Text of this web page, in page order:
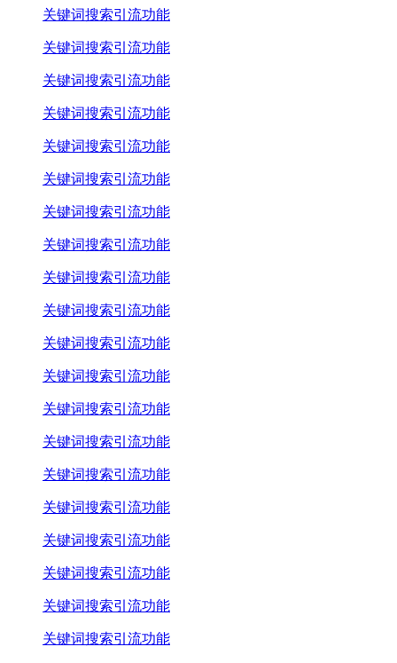
关键词搜索引流功能
关键词搜索引流功能
关键词搜索引流功能
关键词搜索引流功能
关键词搜索引流功能
关键词搜索引流功能
关键词搜索引流功能
关键词搜索引流功能
关键词搜索引流功能
关键词搜索引流功能
关键词搜索引流功能
关键词搜索引流功能
关键词搜索引流功能
关键词搜索引流功能
关键词搜索引流功能
关键词搜索引流功能
关键词搜索引流功能
关键词搜索引流功能
关键词搜索引流功能
关键词搜索引流功能